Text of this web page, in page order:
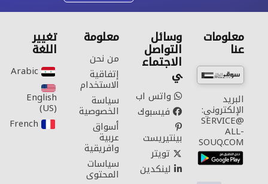
معلومات
عنا
البريد
الإلكتروني:
SERVICE@
ALL-
SOUQ.COM
وسائل
التواصل
الاجتماع
ي
واتس اب
فيسبوك
بينتيريست
تويتر
لينكدين
معلومة
من نحن
إتفاقية
الاستخدام
سياسة
الخصوصية
أسواق
عربية
وافريقية
سياسات
المحتوى
تغيير
اللغة
Arabic‎
English
(US)‎
French‎